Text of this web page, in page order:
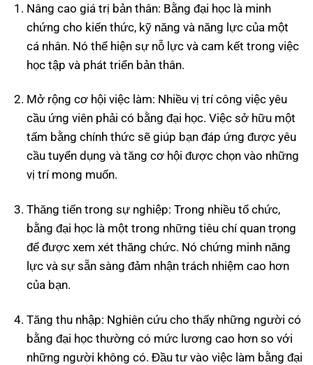
Nâng cao giá trị bản thân: Bằng đại học là minh
chứng cho kiến thức, kỹ năng và năng lực của một
cá nhân. Nó thể hiện sự nỗ lực và cam kết trong việc
học tập và phát triển bản thân.
Mở rộng cơ hội việc làm: Nhiều vị trí công việc yêu
cầu ứng viên phải có bằng đại học. Việc sở hữu một
tấm bằng chính thức sẽ giúp bạn đáp ứng được yêu
cầu tuyển dụng và tăng cơ hội được chọn vào những
vị trí mong muốn.
Thăng tiến trong sự nghiệp: Trong nhiều tổ chức,
bằng đại học là một trong những tiêu chí quan trọng
để được xem xét thăng chức. Nó chứng minh năng
lực và sự sẵn sàng đảm nhận trách nhiệm cao hơn
của bạn.
Tăng thu nhập: Nghiên cứu cho thấy những người có
bằng đại học thường có mức lương cao hơn so với
những người không có. Đầu tư vào việc làm bằng đại